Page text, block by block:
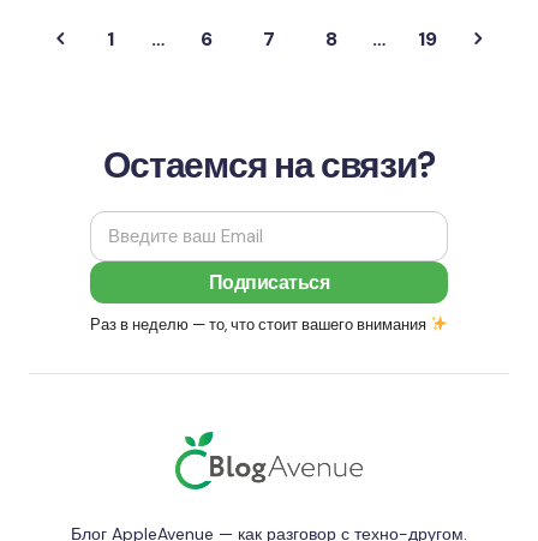
1 … 6 7 8 … 19
Остаемся на связи?
Раз в неделю — то, что стоит вашего внимания
Блог AppleAvenue — как разговор с техно-другом.